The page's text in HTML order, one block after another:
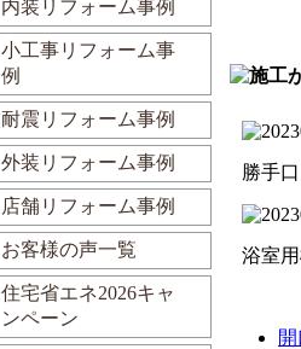
勝手
浴室
内装リフォーム事例
小工事リフォーム事
例
耐震リフォーム事例
外装リフォーム事例
店舗リフォーム事例
お客様の声一覧
住宅省エネ2026キャ
ンペーン